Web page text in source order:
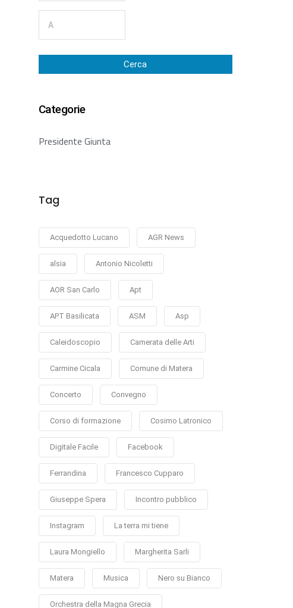
Cerca
Categorie
Presidente Giunta
Tag
Acquedotto Lucano AGR News
alsia Antonio Nicoletti
AOR San Carlo Apt
APT Basilicata ASM Asp
Caleidoscopio Camerata delle Arti
Carmine Cicala Comune di Matera
Concerto Convegno
Corso di formazione Cosimo Latronico
Digitale Facile Facebook
Ferrandina Francesco Cupparo
Giuseppe Spera Incontro pubblico
Instagram La terra mi tiene
Laura Mongiello Margherita Sarli
Matera Musica Nero su Bianco
Orchestra della Magna Grecia